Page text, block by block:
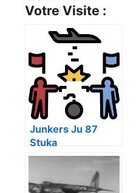
Votre Visite :
Junkers Ju 87
Stuka